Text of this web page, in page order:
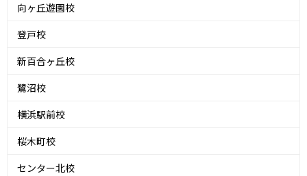
向ヶ丘遊園校
登戸校
新百合ヶ丘校
鷺沼校
横浜駅前校
桜木町校
センター北校